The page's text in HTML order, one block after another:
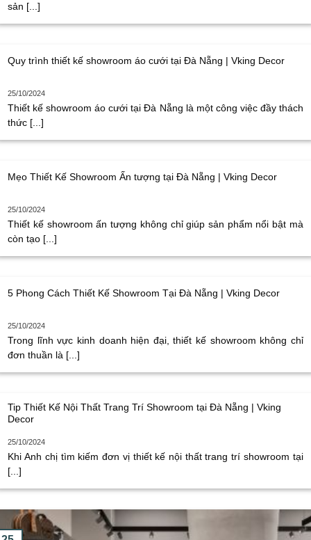
sản [...]
Quy trình thiết kế showroom áo cưới tại Đà Nẵng | Vking Decor
25/10/2024
Thiết kế showroom áo cưới tại Đà Nẵng là một công việc đầy thách
thức [...]
Mẹo Thiết Kế Showroom Ấn tượng tại Đà Nẵng | Vking Decor
25/10/2024
Thiết kế showroom ấn tượng không chỉ giúp sản phẩm nổi bật mà
còn tạo [...]
5 Phong Cách Thiết Kế Showroom Tại Đà Nẵng | Vking Decor
25/10/2024
Trong lĩnh vực kinh doanh hiện đại, thiết kế showroom không chỉ
đơn thuần là [...]
Tip Thiết Kế Nội Thất Trang Trí Showroom tại Đà Nẵng | Vking
Decor
25/10/2024
Khi Anh chị tìm kiếm đơn vị thiết kế nội thất trang trí showroom tại
[...]